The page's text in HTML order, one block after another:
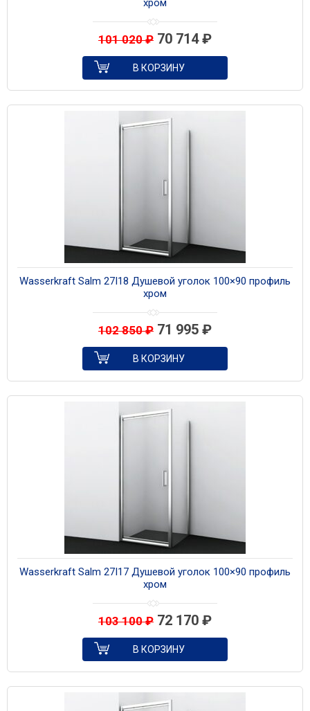
хром
101 020₽ 70 714₽
В КОРЗИНУ
Wasserkraft Salm 27I18 Душевой уголок 100×90 профиль
хром
102 850₽ 71 995 ₽
В КОРЗИНУ
Wasserkraft Salm 27I17 Душевой уголок 100×90 профиль
хром
103 100₽ 72 170 ₽
В КОРЗИНУ